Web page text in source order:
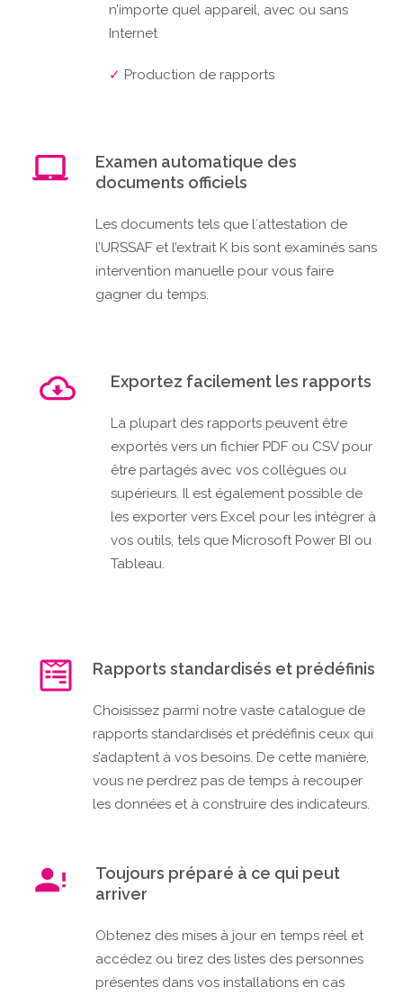
n’importe quel appareil, avec ou sans
Internet
✓ Production de rapports
Examen automatique des
documents officiels
Les documents tels que l´attestation de
l’URSSAF et l’extrait K bis sont examinés sans
intervention manuelle pour vous faire
gagner du temps.
Exportez facilement les rapports
La plupart des rapports peuvent être
exportés vers un fichier PDF ou CSV pour
être partagés avec vos collègues ou
supérieurs. Il est également possible de
les exporter vers Excel pour les intégrer à
vos outils, tels que Microsoft Power BI ou
Tableau.
Rapports standardisés et prédéfinis
Choisissez parmi notre vaste catalogue de
rapports standardisés et prédéfinis ceux qui
s’adaptent à vos besoins. De cette manière,
vous ne perdrez pas de temps à recouper
les données et à construire des indicateurs.
Toujours préparé à ce qui peut
arriver
Obtenez des mises à jour en temps réel et
accédez ou tirez des listes des personnes
présentes dans vos installations en cas